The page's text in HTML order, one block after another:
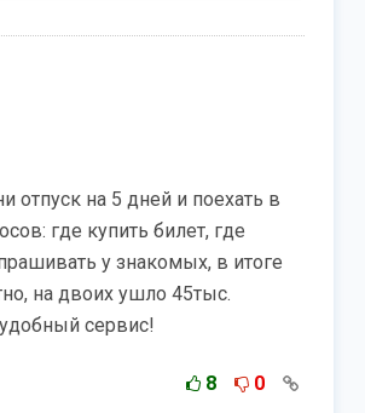
отпуск на 5 дней и поехать в
где купить билет, где
у знакомых, в итоге
на двоих ушло 45тыс.
сервис!
8 0